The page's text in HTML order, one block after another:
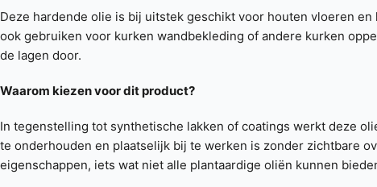
Deze hardende olie is bij uitstek geschikt voor houten vloeren
ook gebruiken voor kurken wandbekleding of andere kurken
de lagen door.
Waarom kiezen voor dit product?
In tegenstelling tot synthetische lakken of coatings werkt deze
te onderhouden en plaatselijk bij te werken is zonder zichtbare
eigenschappen, iets wat niet alle plantaardige oliën kunnen